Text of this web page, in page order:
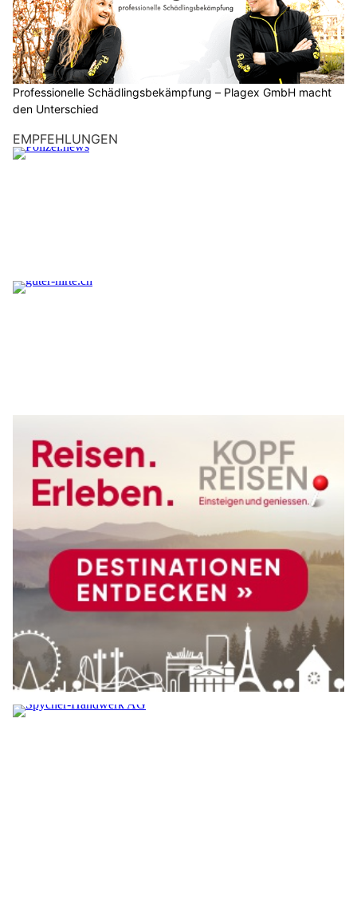
Professionelle Schädlingsbekämpfung – Plagex GmbH macht
den Unterschied
EMPFEHLUNGEN